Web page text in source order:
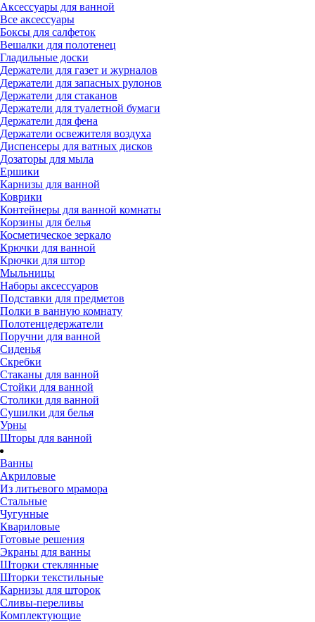
Аксессуары для ванной
Все аксессуары
Боксы для салфеток
Вешалки для полотенец
Гладильные доски
Держатели для газет и журналов
Держатели для запасных рулонов
Держатели для стаканов
Держатели для туалетной бумаги
Держатели для фена
Держатели освежителя воздуха
Диспенсеры для ватных дисков
Дозаторы для мыла
Ершики
Карнизы для ванной
Коврики
Контейнеры для ванной комнаты
Корзины для белья
Косметическое зеркало
Крючки для ванной
Крючки для штор
Мыльницы
Наборы аксессуаров
Подставки для предметов
Полки в ванную комнату
Полотенцедержатели
Поручни для ванной
Сиденья
Скребки
Стаканы для ванной
Стойки для ванной
Столики для ванной
Сушилки для белья
Урны
Шторы для ванной
Ванны
Акриловые
Из литьевого мрамора
Стальные
Чугунные
Квариловые
Готовые решения
Экраны для ванны
Шторки стеклянные
Шторки текстильные
Карнизы для шторок
Сливы-переливы
Комплектующие